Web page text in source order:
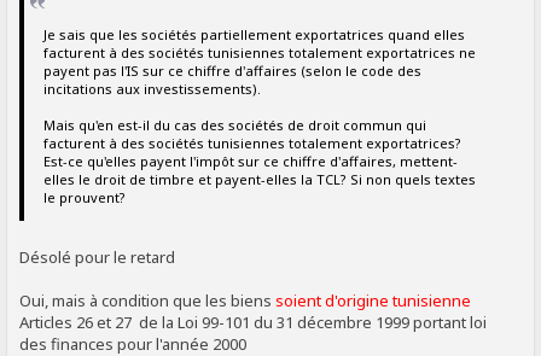
Je sais que les sociétés partiellement exportatrices quand elles
facturent à des sociétés tunisiennes totalement exportatrices ne
payent pas l'IS sur ce chiffre d'affaires (selon le code des
incitations aux investissements).
Mais qu'en est-il du cas des sociétés de droit commun qui
facturent à des sociétés tunisiennes totalement exportatrices?
Est-ce qu'elles payent l'impôt sur ce chiffre d'affaires, mettent-
elles le droit de timbre et payent-elles la TCL? Si non quels textes
le prouvent?
Désolé pour le retard
Oui, mais à condition que les bienssoient d'origine tunisienne
Articles 26 et 27 de la Loi 99-101 du 31 décembre 1999 portant loi
des finances pour l'année 2000